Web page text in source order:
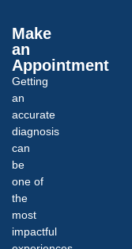
Make
an
Appointment
Getting
an
accurate
diagnosis
can
be
one of
the
most
impactful